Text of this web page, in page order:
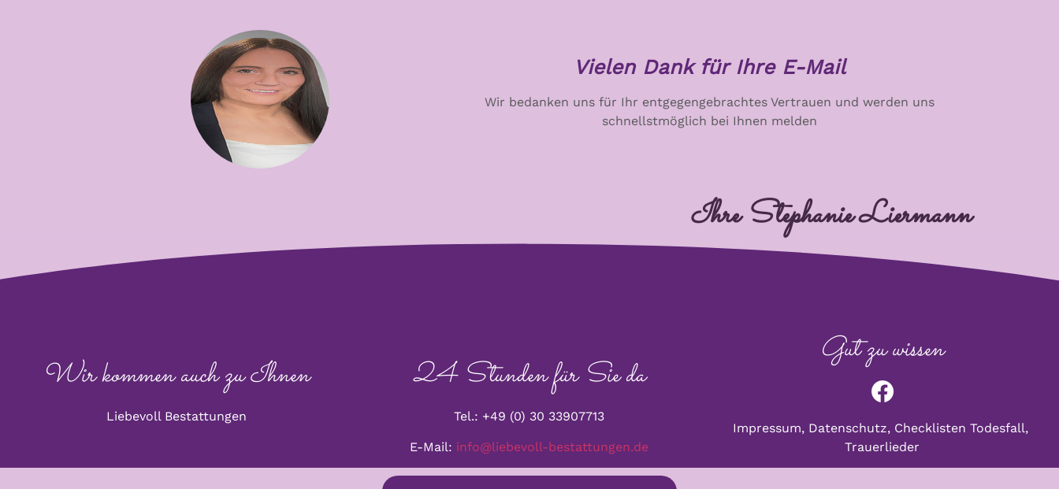
Vielen Dank für Ihre E-Mail
Wir bedanken uns für Ihr entgegengebrachtes Vertrauen und werden uns
schnellstmöglich bei Ihnen melden
Ihre Stephanie Liermann
Wir kommen auch zu Ihnen
Liebevoll Bestattungen
24 Stunden für Sie da
Tel.: +49 (0) 30 33907713
E-Mail: info@liebevoll-bestattungen.de
Gut zu wissen
Impressum, Datenschutz, Checklisten Todesfall,
Trauerlieder